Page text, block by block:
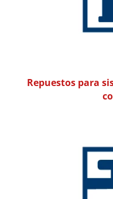
Repuestos para